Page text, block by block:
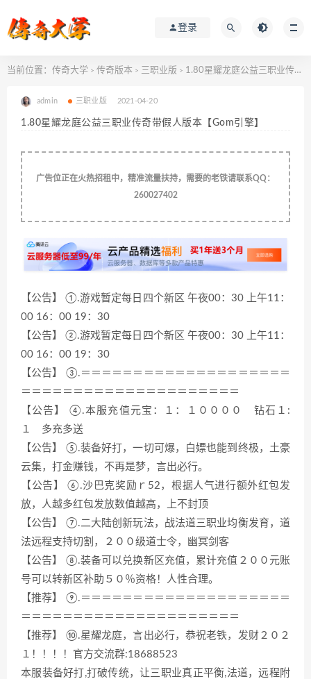
登录
当前位置： 传奇大学 > 传奇版本 > 三职业版 > 1.80星耀龙庭公益三职业传奇带假人版本【Gom引擎】
admin 三职业版 2021-04-20
1.80星耀龙庭公益三职业传奇带假人版本【Gom引擎】
广告位正在火热招租中，精准流量扶持，需要的老铁请联系QQ：
260027402
【公告】 ①.游戏暂定每日四个新区 午夜00：30 上午11：
00 16：00 19：30
【公告】 ②.游戏暂定每日四个新区 午夜00：30 上午11：
00 16：00 19：30
【公告】 ③.＝＝＝＝＝＝＝＝＝＝＝＝＝＝＝＝＝＝＝＝
＝＝＝＝＝＝＝＝＝＝＝＝＝＝＝＝＝＝＝＝＝
【公告】 ④.本服充值元宝：１：１００００ 钻石１:
１ 多充多送
【公告】 ⑤.装备好打，一切可爆，白嫖也能到终极，土豪
云集，打金赚钱，不再是梦，言出必行。
【公告】 ⑥.沙巴克奖励ｒ52，根据人气进行额外红包发
放，人越多红包发放数值越高，上不封顶
【公告】 ⑦.二大陆创新玩法，战法道三职业均衡发育，道
法远程支持切割，２００级道士令，幽冥剑客
【公告】 ⑧.装备可以兑换新区充值，累计充值２００元账
号可以转新区补助５０％资格！人性合理。
【推荐】 ⑨.＝＝＝＝＝＝＝＝＝＝＝＝＝＝＝＝＝＝＝＝
＝＝＝＝＝＝＝＝＝＝＝＝＝＝＝＝＝＝＝＝＝
【推荐】 ⑩.星耀龙庭，言出必行，恭祝老铁，发财２０２
１！！！！官方交流群:18688523
本服装备好打,打破传统，让三职业真正平衡,法道，远程附